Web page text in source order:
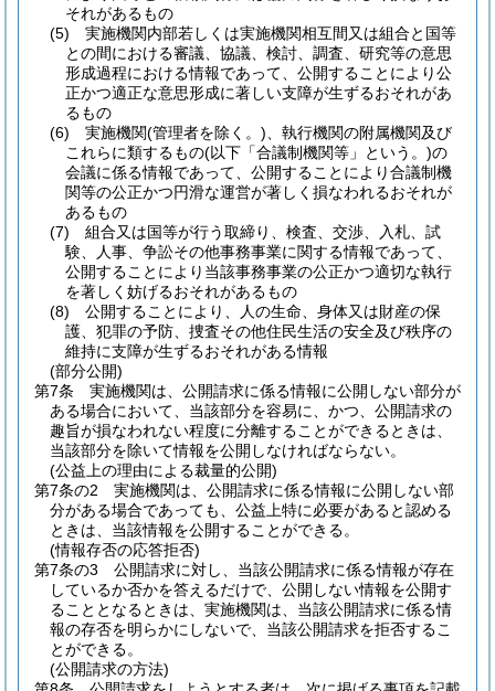
それがあるもの
(5)
実施機関内部若しくは実施機関相互間又は組合と国等
との間における審議、協議、検討、調査、研究等の意思
形成過程における情報であって、公開することにより公
正かつ適正な意思形成に著しい支障が生ずるおそれがあ
るもの
(6)
実施機関(管理者を除く。) 、執行機関の附属機関及び
これらに類するもの(以下「合議制機関等」という。)の
会議に係る情報であって、公開することにより合議制機
関等の公正かつ円滑な運営が著しく損なわれるおそれが
あるもの
(7)
組合又は国等が行う取締り、検査、交渉、入札、試
験、人事、争訟その他事務事業に関する情報であって、
公開することにより当該事務事業の公正かつ適切な執行
を著しく妨げるおそれがあるもの
(8)
公開することにより、人の生命、身体又は財産の保
護、犯罪の予防、捜査その他住民生活の安全及び秩序の
維持に支障が生ずるおそれがある情報
(部分公開)
第7条
実施機関は、公開請求に係る情報に公開しない部分が
ある場合において、当該部分を容易に、かつ、公開請求の
趣旨が損なわれない程度に分離することができるときは、
当該部分を除いて情報を公開しなければならない。
(公益上の理由による裁量的公開)
第7条の2
実施機関は、公開請求に係る情報に公開しない部
分がある場合であっても、公益上特に必要があると認める
ときは、当該情報を公開することができる。
(情報存否の応答拒否)
第7条の3
公開請求に対し、当該公開請求に係る情報が存在
しているか否かを答えるだけで、公開しない情報を公開す
ることとなるときは、実施機関は、当該公開請求に係る情
報の存否を明らかにしないで、当該公開請求を拒否するこ
とができる。
(公開請求の方法)